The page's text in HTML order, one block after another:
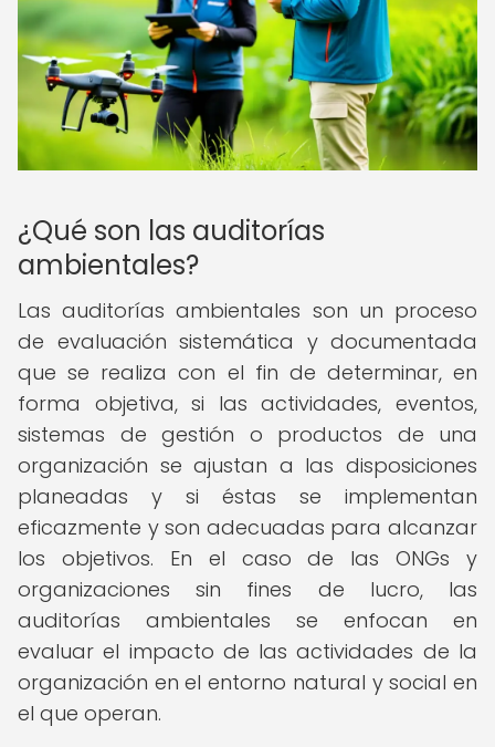
¿Qué son las auditorías
ambientales?
Las auditorías ambientales son un proceso
de evaluación sistemática y documentada
que se realiza con el fin de determinar, en
forma objetiva, si las actividades, eventos,
sistemas de gestión o productos de una
organización se ajustan a las disposiciones
planeadas y si éstas se implementan
eficazmente y son adecuadas para alcanzar
los objetivos. En el caso de las ONGs y
organizaciones sin fines de lucro, las
auditorías ambientales se enfocan en
evaluar el impacto de las actividades de la
organización en el entorno natural y social en
el que operan.